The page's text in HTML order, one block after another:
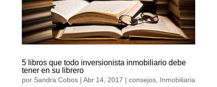
5 libros que todo inversionista inmobiliario debe
tener en su librero
por Sandra Cobos| Abr 14, 2017 | consejos, Inmobiliaria